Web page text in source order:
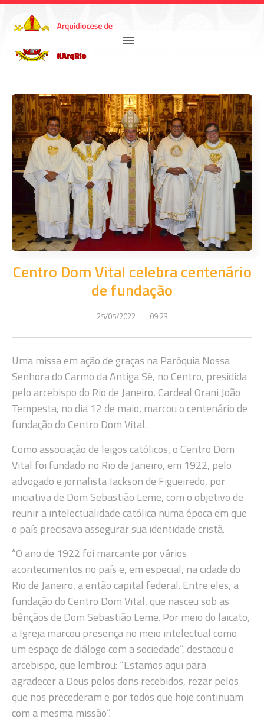
Centro Dom Vital celebra centenário
de fundação
25/05/2022 09:23
Uma missa em ação de graças na Paróquia Nossa
Senhora do Carmo da Antiga Sé, no Centro, presidida
pelo arcebispo do Rio de Janeiro, Cardeal Orani João
Tempesta, no dia 12 de maio, marcou o centenário de
fundação do Centro Dom Vital.
Como associação de leigos católicos, o Centro Dom
Vital foi fundado no Rio de Janeiro, em 1922, pelo
advogado e jornalista Jackson de Figueiredo, por
iniciativa de Dom Sebastião Leme, com o objetivo de
reunir a intelectualidade católica numa época em que
o país precisava assegurar sua identidade cristã.
“O ano de 1922 foi marcante por vários
acontecimentos no país e, em especial, na cidade do
Rio de Janeiro, a então capital federal. Entre eles, a
fundação do Centro Dom Vital, que nasceu sob as
bênçãos de Dom Sebastião Leme. Por meio do laicato,
a Igreja marcou presença no meio intelectual como
um espaço de diálogo com a sociedade”, destacou o
arcebispo, que lembrou: “Estamos aqui para
agradecer a Deus pelos dons recebidos, rezar pelos
que nos precederam e por todos que hoje continuam
com a mesma missão”.